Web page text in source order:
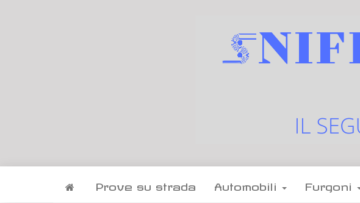
Prove su strada Automobili Furgoni